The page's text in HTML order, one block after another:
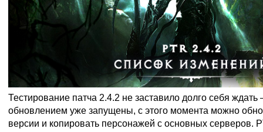
Тестирование патча 2.4.2 не заставило долго себя
обновлением уже запущены, с этого момента можно
версии и копировать персонажей с основных серверов.